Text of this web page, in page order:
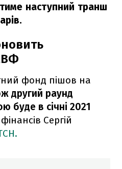
наступний транш
фонд пішов на
другий раунд
буде в січні 2021
Сергій